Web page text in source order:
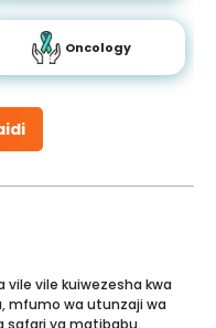
Oncology
vile kuiwezesha kwa
mfumo wa utunzaji wa
safari ya matibabu.